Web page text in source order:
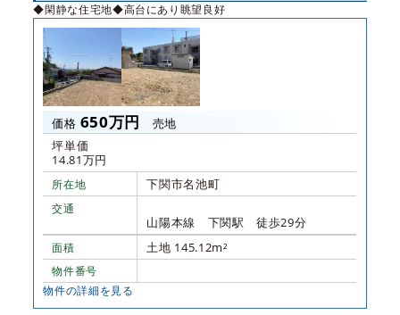
◆閑静な住宅地◆高台にあり眺望良好
価格 650万円
売地
坪単価
14.81万円
所在地 下関市名池町
交通
山陽本線 下関駅 徒歩29分
面積 土地 145.12m²
物件番号
物件の詳細を見る